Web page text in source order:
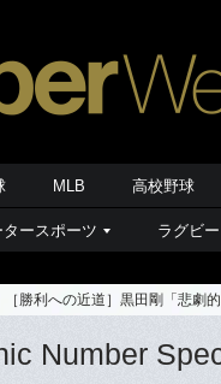
MLB 高校野球
タースポーツ ラグビー
［勝利への近道］黒田剛「悲劇
Number